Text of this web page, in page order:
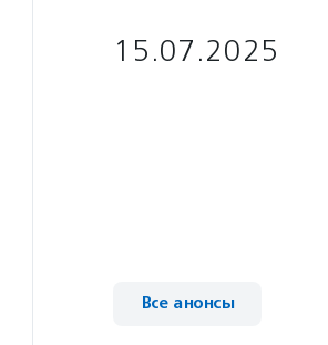
15.07.2025
Все анонсы